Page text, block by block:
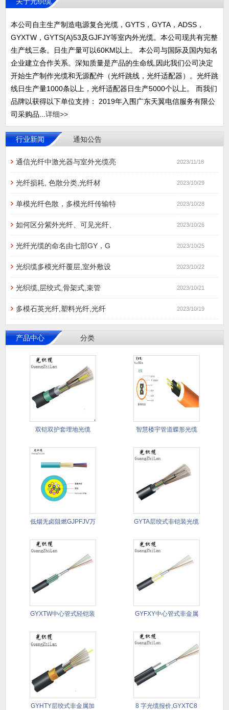
本公司自主生产制造电源复合光缆，GYTS，GYTA，ADSS，
GYXTW，GYTS(A)53及GJFJY等室内外光缆。本公司现共有完整
生产线三条。日生产量可以60KM以上。 本公司与国际及国内知名
企业建立合作关系。深知质量是产品的生命线,因此我们公司决定
开始生产制作光缆和无源配件（光纤跳线，光纤适配器）。光纤跳
线日生产量1000条以上，光纤适配器日生产5000个以上。 而我们
品牌以获得以下单位支持： 2019年入围广东天翼电信服务有限公
司采购品... 详细>>
行业新闻 通知公告
通信光纤中激光器与室外光缆亮 2023/11/18
光纤损耗, 色散分类,光纤材 2023/10/29
单模光纤色散，多模光纤传输特 2023/10/28
如何区分紫外光纤、可见光纤、 2023/10/26
光纤光缆的命名由七部GY，G 2023/10/25
光织缆多模光纤覆层,室外敷设 2023/10/22
光织缆,层绞式,骨架式,束管 2023/10/21
多模石英光纤,塑料光纤,光纤 2023/10/19
产品中心 分类
双铠双护套埋地光缆 智慧楼宇管道蝶形光缆
低烟无卤阻燃GJPFJV万 GYTA层绞式非铠装光缆
GYXTW中心管式轻铠装 GYFXY中心管式非金属
GYHTY层绞式非金属加 8 字光缆报价,GYXTC8